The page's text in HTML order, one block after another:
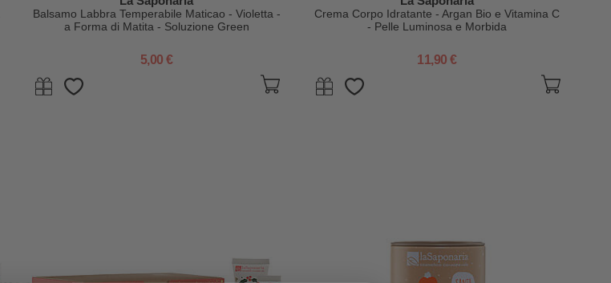
Balsamo Labbra Temperabile Maticao - Violetta -
a Forma di Matita - Soluzione Green
5,00 €
Crema Corpo Idratante - Argan Bio e Vitamina C
- Pelle Luminosa e Morbida
11,90 €